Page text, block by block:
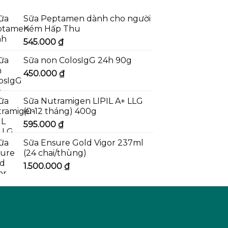
Sữa Peptamen dành cho người
Kém Hấp Thu
545.000 ₫
Sữa non ColosIgG 24h 90g
450.000 ₫
Sữa Nutramigen LIPIL A+ LLG
(0-12 tháng) 400g
595.000 ₫
Sữa Ensure Gold Vigor 237ml
(24 chai/thùng)
1.500.000 ₫